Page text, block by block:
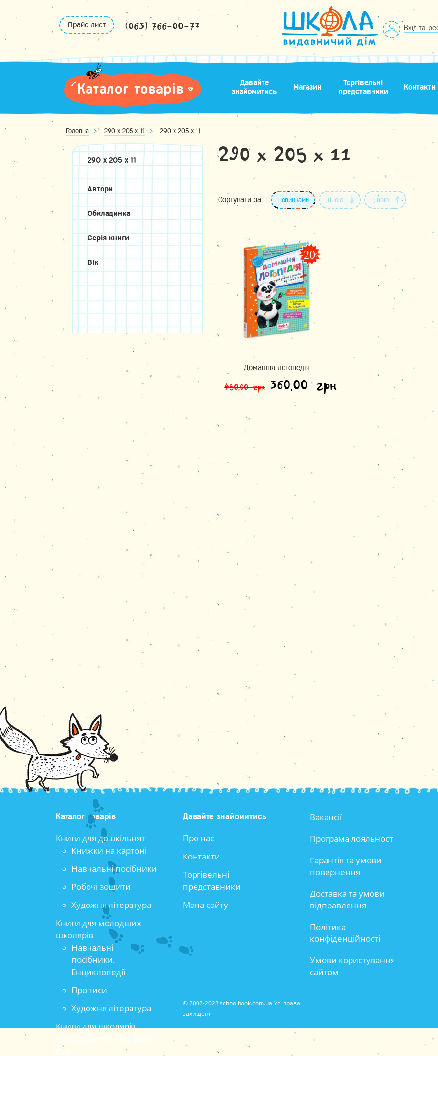
Прайс-лист (063) 766-00-77 Вхід та
Каталог товарів
Давайте
знайомитись
Магазин
Торгівельні
представники
Контакти
Головна 290 х 205 х 11 290 х 205 х 11
290 х 205 х 11
Автори
Обкладинка
Серія книги
Вік
290 х 205 х 11
Сортувати за: новинками ціною ціною
-20%
Домашня логопедія
450,00грн Оригінальна ціна:
360,00грнПоточна ціна:
Каталог товарів
Книги для дошкільнят
Книжки на картоні
Навчальні посібники
Робочі зошити
Художня література
Книги для молодших
школярів
Навчальні
посібники.
Енциклопедії
Прописи
Художня література
Книги для школярів
Давайте знайомитись
Про нас
Контакти
Торгівельні
представники
Мапа сайту
Вакансії
Програма лояльності
Гарантія та умови
повернення
Доставка та умови
відправлення
Політика
конфіденційності
Умови користування
сайтом
© 2002-2023 schoolbook.com.ua Усі права
захищені